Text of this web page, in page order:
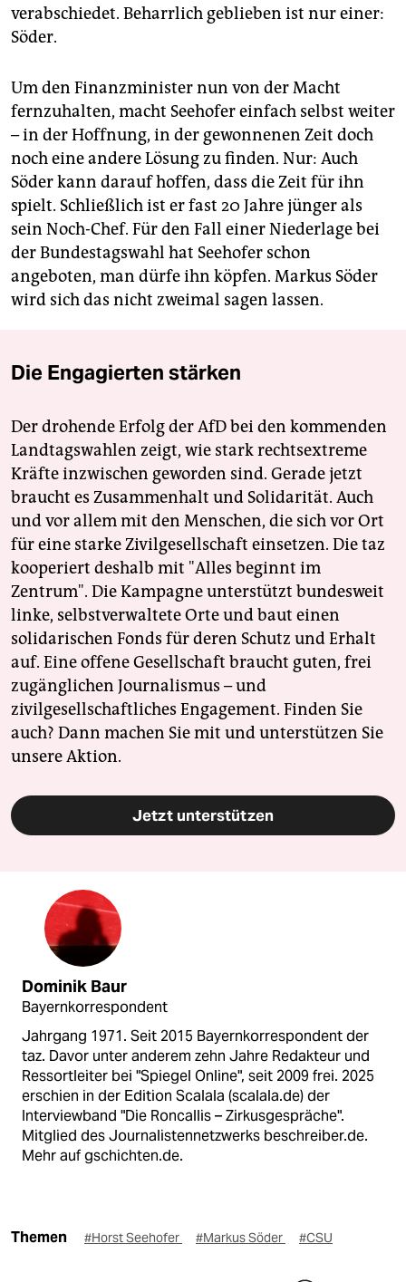
verabschiedet. Beharrlich geblieben ist nur einer:
Söder.
Um den Finanzminister nun von der Macht
fernzuhalten, macht Seehofer einfach selbst weiter
– in der Hoffnung, in der gewonnenen Zeit doch
noch eine andere Lösung zu finden. Nur: Auch
Söder kann darauf hoffen, dass die Zeit für ihn
spielt. Schließlich ist er fast 20 Jahre jünger als
sein Noch-Chef. Für den Fall einer Niederlage bei
der Bundestagswahl hat Seehofer schon
angeboten, man dürfe ihn köpfen. Markus Söder
wird sich das nicht zweimal sagen lassen.
Die Engagierten stärken
Der drohende Erfolg der AfD bei den kommenden
Landtagswahlen zeigt, wie stark rechtsextreme
Kräfte inzwischen geworden sind. Gerade jetzt
braucht es Zusammenhalt und Solidarität. Auch
und vor allem mit den Menschen, die sich vor Ort
für eine starke Zivilgesellschaft einsetzen. Die taz
kooperiert deshalb mit "Alles beginnt im
Zentrum". Die Kampagne unterstützt bundesweit
linke, selbstverwaltete Orte und baut einen
solidarischen Fonds für deren Schutz und Erhalt
auf. Eine offene Gesellschaft braucht guten, frei
zugänglichen Journalismus – und
zivilgesellschaftliches Engagement. Finden Sie
auch? Dann machen Sie mit und unterstützen Sie
unsere Aktion.
Jetzt unterstützen
Dominik Baur
Bayernkorrespondent
Jahrgang 1971. Seit 2015 Bayernkorrespondent der
taz. Davor unter anderem zehn Jahre Redakteur und
Ressortleiter bei "Spiegel Online", seit 2009 frei. 2025
erschien in der Edition Scalala (scalala.de) der
Interviewband "Die Roncallis – Zirkusgespräche".
Mitglied des Journalistennetzwerks beschreiber.de.
Mehr auf gschichten.de.
Themen #Horst Seehofer #Markus Söder #CSU